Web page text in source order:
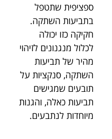
ספציפית שתטפל
בתביעות השתקה.
חקיקה כזו יכולה
לכלול מנגנונים לזיהוי
מהיר של תביעות
השתקה, סנקציות על
תובעים שמגישים
תביעות כאלה, והגנות
מיוחדות לנתבעים.